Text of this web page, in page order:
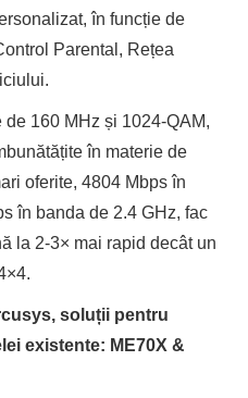
în funcție de
Parental, Rețea
160 MHz și 1024-QAM,
în materie de
oferite, 4804 Mbps în
în banda de 2.4 GHz, fac
la 2-3× mai rapid decât un
soluții pentru
existente: ME70X &